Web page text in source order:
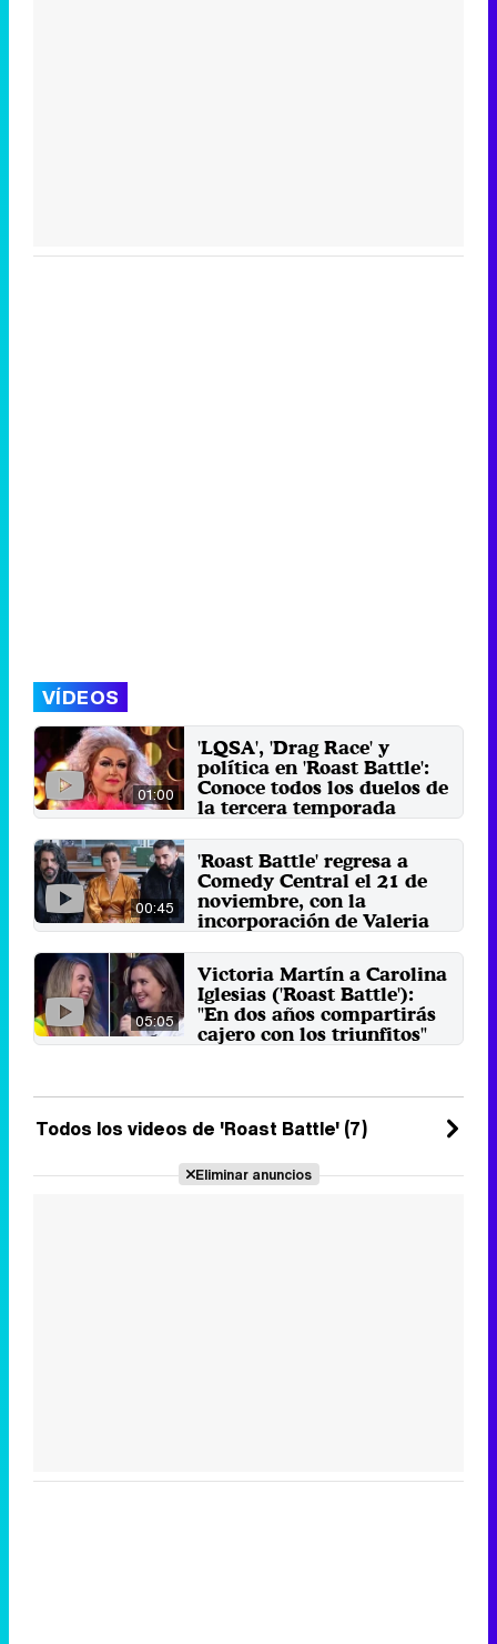
VÍDEOS
01:00
'LQSA', 'Drag Race' y
política en 'Roast Battle':
Conoce todos los duelos de
la tercera temporada
cuatro batallas.
19 de noviembre 2021
00:45
'Roast Battle' regresa a
Comedy Central el 21 de
noviembre, con la
incorporación de Valeria
Ros como jurado
La cómica se une al jurado del la
tercera temporada del espacio,
junto al humorista ...
25 de octubre 2021
05:05
Victoria Martín a Carolina
Iglesias ('Roast Battle'):
"En dos años compartirás
cajero con los triunfitos"
Todos los videos de 'Roast Battle' (7)
Eliminar anuncios